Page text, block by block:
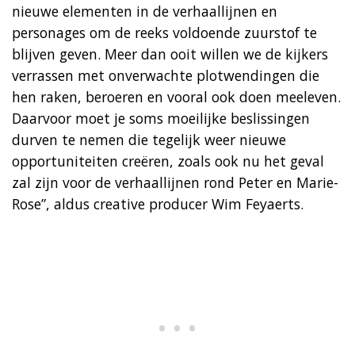
nieuwe elementen in de verhaallijnen en
personages om de reeks voldoende zuurstof te
blijven geven. Meer dan ooit willen we de kijkers
verrassen met onverwachte plotwendingen die
hen raken, beroeren en vooral ook doen meeleven.
Daarvoor moet je soms moeilijke beslissingen
durven te nemen die tegelijk weer nieuwe
opportuniteiten creëren, zoals ook nu het geval
zal zijn voor de verhaallijnen rond Peter en Marie-
Rose”, aldus creative producer Wim Feyaerts.